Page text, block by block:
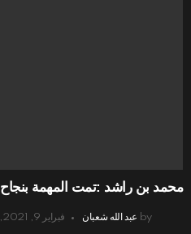
محمد بن راشد :تمت المهمة بنجاح
by عبد الله شعبان فبراير 9, 2021, 8:49 م